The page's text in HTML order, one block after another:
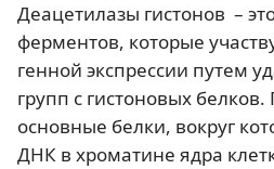
Деацетилазы гистонов –
ферментов, которые
генной экспрессии путем
групп с гистоновых белков.
основные белки, вокруг
ДНК в хроматине ядра